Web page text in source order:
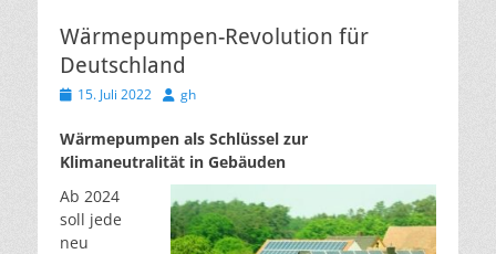
Wärmepumpen-Revolution für
Deutschland
Veröffentlicht
15. Juli 2022 Autor
gh
Wärmepumpen als Schlüssel zur
Klimaneutralität in Gebäuden
Ab 2024
soll jede
neu